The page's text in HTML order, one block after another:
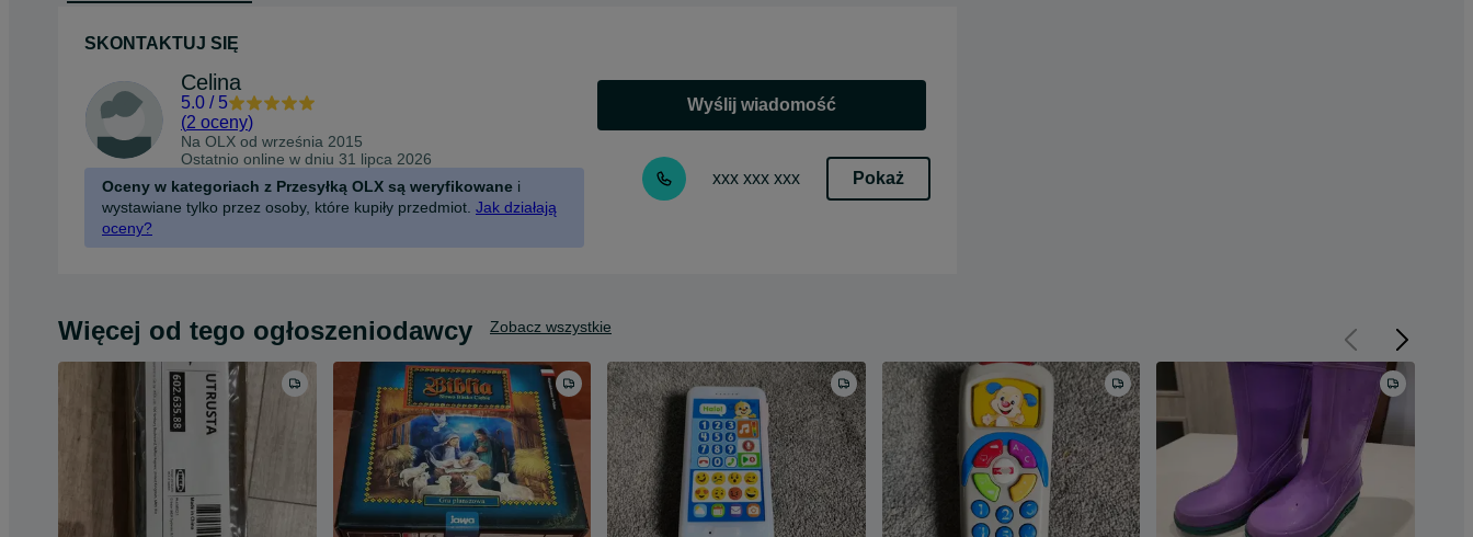
SKONTAKTUJ SIĘ
Celina
5.0 / 5
(2 oceny)
Na OLX od września 2015
Ostatnio online w dniu 31 lipca 2026
Oceny w kategoriach z Przesyłką OLX są weryfikowane i
wystawiane tylko przez osoby, które kupiły przedmiot. Jak działają
oceny?
Wyślij wiadomość
xxx xxx xxx Pokaż
Więcej od tego ogłoszeniodawcy Zobacz wszystkie